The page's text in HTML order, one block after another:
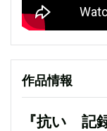
作品情報
『抗い 記